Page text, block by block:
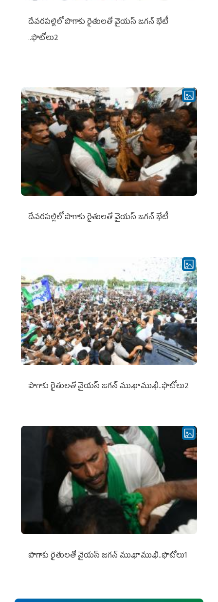
దేవరపల్లిలో పొగాకు రైతులతో వైయస్ జగన్ భేటీ
..ఫొటోలు2
దేవరపల్లిలో పొగాకు రైతులతో వైయస్ జగన్ భేటీ
పొగాకు రైతుల‌తో వైయ‌స్ జ‌గ‌న్ ముఖాముఖి..ఫొటోలు2
పొగాకు రైతుల‌తో వైయ‌స్ జ‌గ‌న్ ముఖాముఖి..ఫొటోలు1